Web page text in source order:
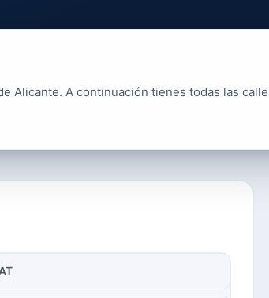
Alicante. A continuación tienes todas las